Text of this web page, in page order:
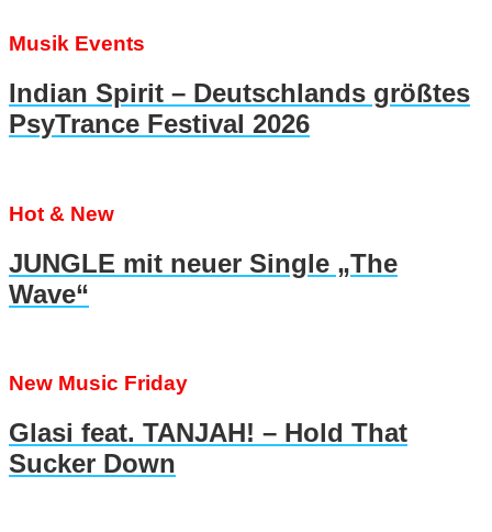
Musik Events
Indian Spirit – Deutschlands größtes
PsyTrance Festival 2026
Hot & New
JUNGLE mit neuer Single „The
Wave“
New Music Friday
Glasi feat. TANJAH! – Hold That
Sucker Down